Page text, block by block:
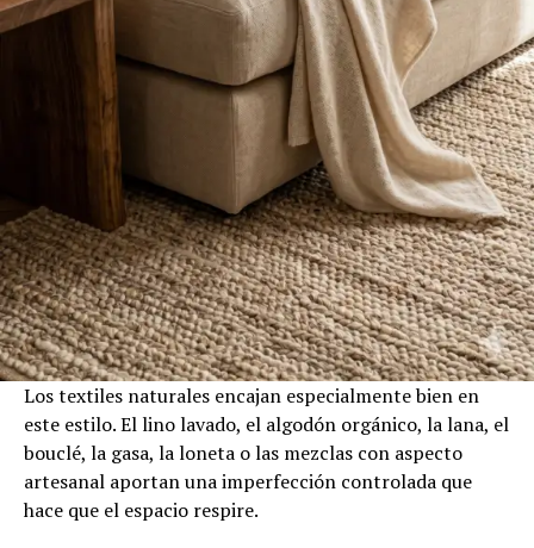
Los textiles naturales encajan especialmente bien en
este estilo. El lino lavado, el algodón orgánico, la lana, el
bouclé, la gasa, la loneta o las mezclas con aspecto
artesanal aportan una imperfección controlada que
hace que el espacio respire.